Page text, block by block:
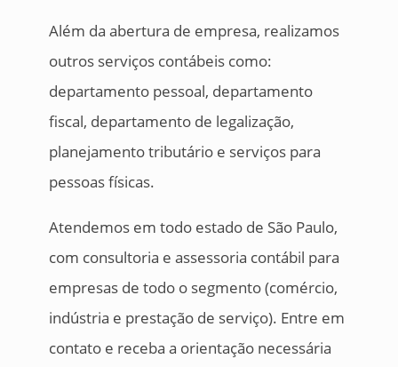
Além da abertura de empresa, realizamos
outros serviços contábeis como:
departamento pessoal, departamento
fiscal, departamento de legalização,
planejamento tributário e serviços para
pessoas físicas.
Atendemos em todo estado de São Paulo,
com consultoria e assessoria contábil para
empresas de todo o segmento (comércio,
indústria e prestação de serviço). Entre em
contato e receba a orientação necessária